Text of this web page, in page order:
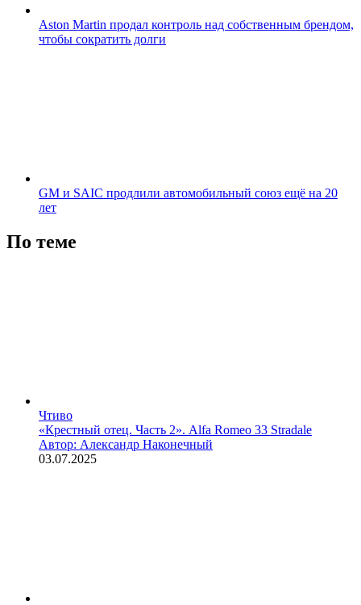
Aston Martin продал контроль над собственным брендом,
чтобы сократить долги
GM и SAIC продлили автомобильный союз ещё на 20
лет
По теме
Чтиво
«Крестный отец. Часть 2». Alfa Romeo 33 Stradale
Автор: Александр Наконечный
03.07.2025